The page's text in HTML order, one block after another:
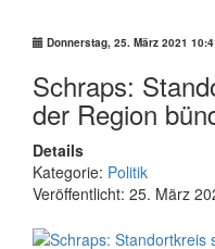
Donnerstag, 25. März 2021
Schraps:
der Region
Details
Kategorie: Politik
Veröffentlicht: 25. März